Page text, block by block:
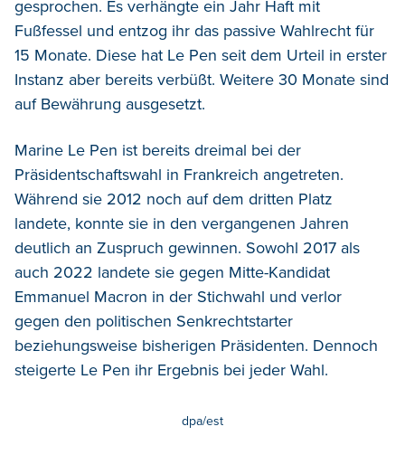
gesprochen. Es verhängte ein Jahr Haft mit
Fußfessel und entzog ihr das passive Wahlrecht für
15 Monate. Diese hat Le Pen seit dem Urteil in erster
Instanz aber bereits verbüßt. Weitere 30 Monate sind
auf Bewährung ausgesetzt.
Marine Le Pen ist bereits dreimal bei der
Präsidentschaftswahl in Frankreich angetreten.
Während sie 2012 noch auf dem dritten Platz
landete, konnte sie in den vergangenen Jahren
deutlich an Zuspruch gewinnen. Sowohl 2017 als
auch 2022 landete sie gegen Mitte-Kandidat
Emmanuel Macron in der Stichwahl und verlor
gegen den politischen Senkrechtstarter
beziehungsweise bisherigen Präsidenten. Dennoch
steigerte Le Pen ihr Ergebnis bei jeder Wahl.
dpa/est